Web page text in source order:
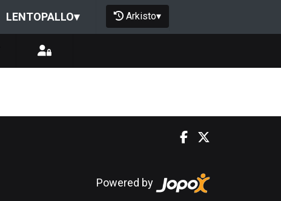
LENTOPALLO▾ Arkisto▾
Powered by